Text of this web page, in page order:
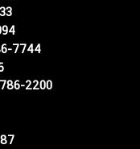
7744
2200